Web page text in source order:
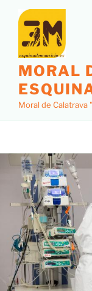
MORAL
Moral de Calatrava